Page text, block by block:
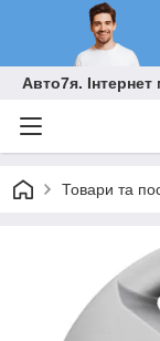
Авто7я.
Товари та